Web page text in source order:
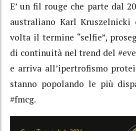
E’ un fil rouge che parte dal
australiano Karl
volta il termine “selfie”,
di continuità nel trend del
e arriva all’ipertrofismo
stanno popolando le più
#fmcg.